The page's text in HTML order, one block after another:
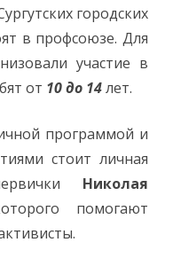
городских
в профсоюзе. Для
участие в
от 10 до 14лет.
программой и
стоит личная
Николая
помогают